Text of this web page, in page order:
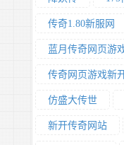
传奇1.80新服网
蓝月传奇网页游
传奇网页游戏新
仿盛大传世
新开传奇网站